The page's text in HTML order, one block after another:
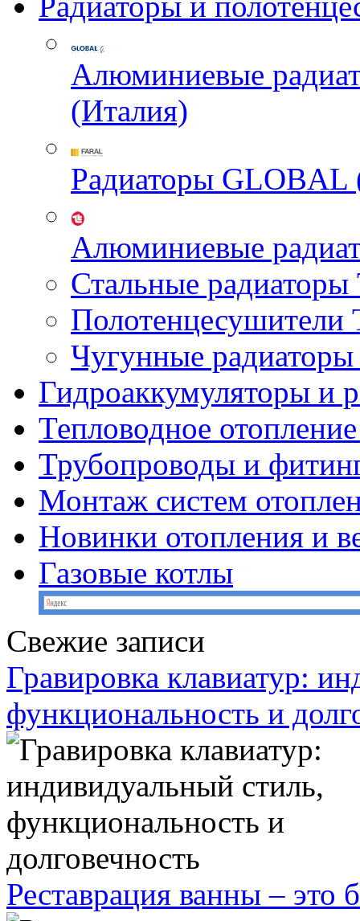
Алюминиевые
(Италия)
Радиаторы GLOBAL
Алюминиевые
Стальные
Чугунные
Гидроаккумуляторы и
Тепловодное
Трубопроводы и
Монтаж систем
Новинки отопления и
Газовые котлы
Свежие записи
Гравировка клавиатур:
функциональность и
Реставрация ванны – это